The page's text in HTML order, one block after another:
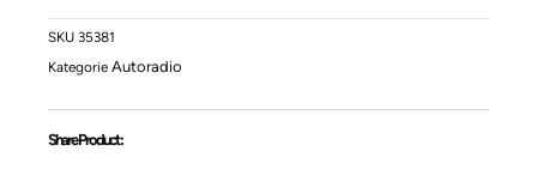
2017
BF6N18C815HB
Menge
SKU 35381
Kategorie Autoradio
Share Product :